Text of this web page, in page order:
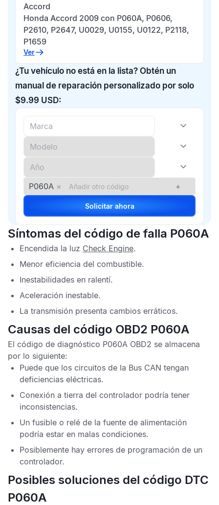
Accord
Honda Accord 2009 con P060A, P0606,
P2610, P2647, U0029, U0155, U0122, P2118,
P1659
Ver
¿Tu vehículo no está en la lista? Obtén un
manual de reparación personalizado por solo
$9.99 USD:
P060A × +
Solicitar ahora
Síntomas del código de falla P060A
Encendida la luz Check Engine.
Menor eficiencia del combustible.
Inestabilidades en ralentí.
Aceleración inestable.
La transmisión presenta cambios erráticos.
Causas del código OBD2 P060A
El código de diagnóstico P060A OBD2 se almacena
por lo siguiente:
Puede que los circuitos de la Bus CAN tengan
deficiencias eléctricas.
Conexión a tierra del controlador podría tener
inconsistencias.
Un fusible o relé de la fuente de alimentación
podría estar en malas condiciones.
Posiblemente hay errores de programación de un
controlador.
Posibles soluciones del código DTC
P060A